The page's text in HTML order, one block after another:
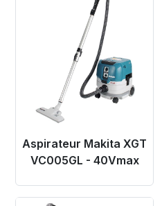
Product Link
Aspirateur Makita XGT
VC005GL - 40Vmax